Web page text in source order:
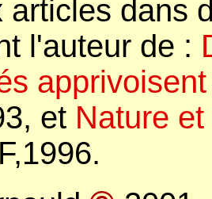
articles dans
l'auteur de :
et Nature